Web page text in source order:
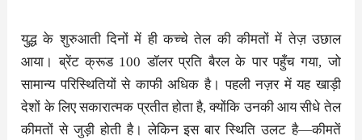
युद्ध के शुरुआती दिनों में ही कच्चे तेल की कीमतों में तेज़ उछाल
आया। ब्रेंट क्रूड 100 डॉलर प्रति बैरल के पार पहुँच गया, जो
सामान्य परिस्थितियों से काफी अधिक है। पहली नज़र में यह खाड़ी
देशों के लिए सकारात्मक प्रतीत होता है, क्योंकि उनकी आय सीधे तेल
कीमतों से जुड़ी होती है। लेकिन इस बार स्थिति उलट है—कीमतें